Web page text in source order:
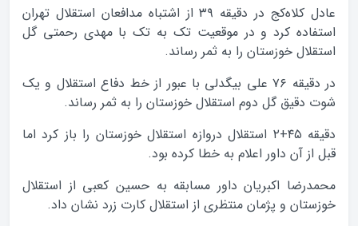
عادل کلاه‌کج در دقيقه ۳۹ از اشتباه مدافعان استقلال تهران
استفاده کرد و در موقعيت تک به تک با مهدي رحمتي گل
استقلال خوزستان را به ثمر رساند.
در دقيقه ۷۶ علي بيگدلي با عبور از خط دفاع استقلال و يک
شوت دقيق گل دوم استقلال خوزستان را به ثمر رساند.
دقيقه ۴۵+۲ استقلال دروازه استقلال خوزستان را باز کرد اما
قبل از آن داور اعلام به خطا کرده بود.
محمدرضا اکبريان داور مسابقه به حسين کعبي از استقلال
خوزستان و پژمان منتظري از استقلال کارت زرد نشان داد.